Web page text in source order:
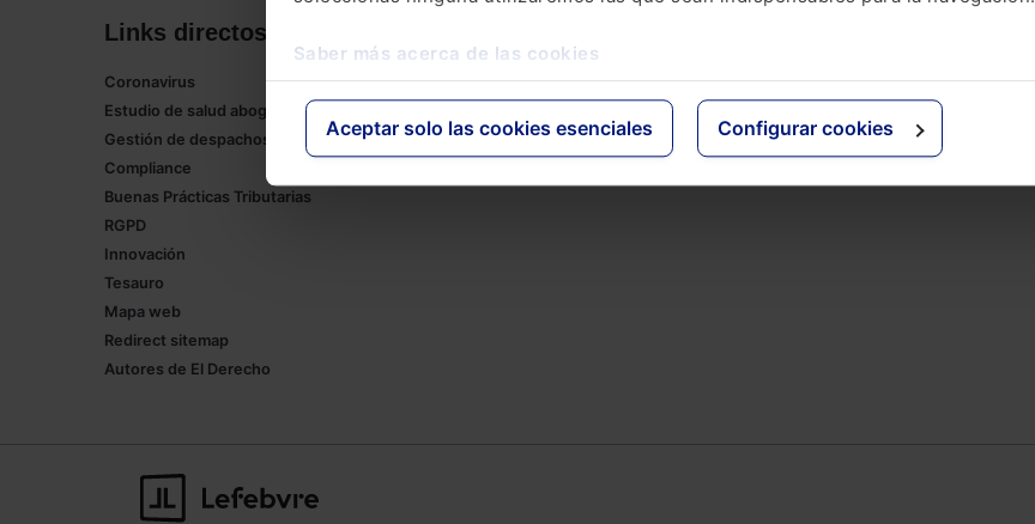
Saber más acerca de las cookies
Aceptar solo las cookies esenciales Configurar cookies
Links directos
Coronavirus
Estudio de salud abogacía
Gestión de despachos
Compliance
Buenas Prácticas Tributarias
RGPD
Innovación
Tesauro
Mapa web
Redirect sitemap
Autores de El Derecho
Lefebvre
Formación
Espacioasesoria.com
Espaciopymes.com
Blog de Actualidad